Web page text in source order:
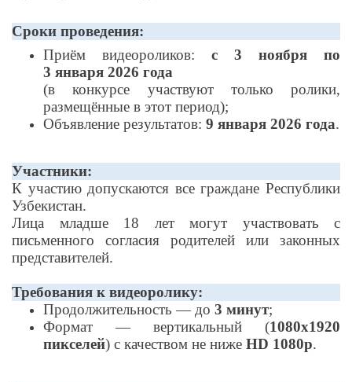
Сроки проведения:
Приём видеороликов: с 3 ноября по
3 января 2026 года
(в конкурсе участвуют только ролики,
размещённые в этот период);
Объявление результатов: 9 января 2026 года.
Участники:
К участию допускаются все граждане Республики
Узбекистан.
Лица младше 18 лет могут участвовать с
письменного согласия родителей или законных
представителей.
Требования к видеоролику:
Продолжительность — до 3 минут;
Формат — вертикальный (1080x1920
пикселей) с качеством не ниже HD 1080p.